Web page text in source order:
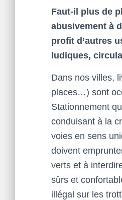
Faut-il plus de
abusivement à
profit d’autres
ludiques,
Dans nos villes,
places…) sont
Stationnement
conduisant à la
voies en sens
doivent
verts et à
sûrs et
illégal sur les